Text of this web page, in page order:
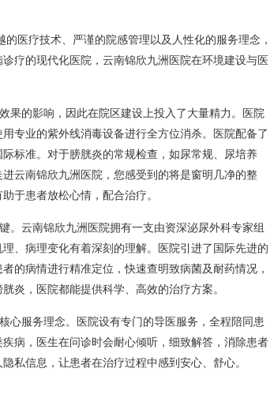
的医疗技术、严谨的院感管理以及人性化的服务理念，
疗的现代化医院，云南锦欣九洲医院在环境建设与医
果的影响，因此在院区建设上投入了大量精力。医院
专业的紫外线消毒设备进行全方位消杀。医院配备了
标准。对于膀胱炎的常规检查，如尿常规、尿培养
云南锦欣九洲医院，您感受到的将是窗明几净的整
于患者放松心情，配合治疗。
。云南锦欣九洲医院拥有一支由资深泌尿外科专家组
、病理变化有着深刻的理解。医院引进了国际先进的
的病情进行精准定位，快速查明致病菌及耐药情况，
炎，医院都能提供科学、高效的治疗方案。
心服务理念。医院设有专门的导医服务，全程陪同患
病，医生在问诊时会耐心倾听，细致解答，消除患者
私信息，让患者在治疗过程中感到安心、舒心。